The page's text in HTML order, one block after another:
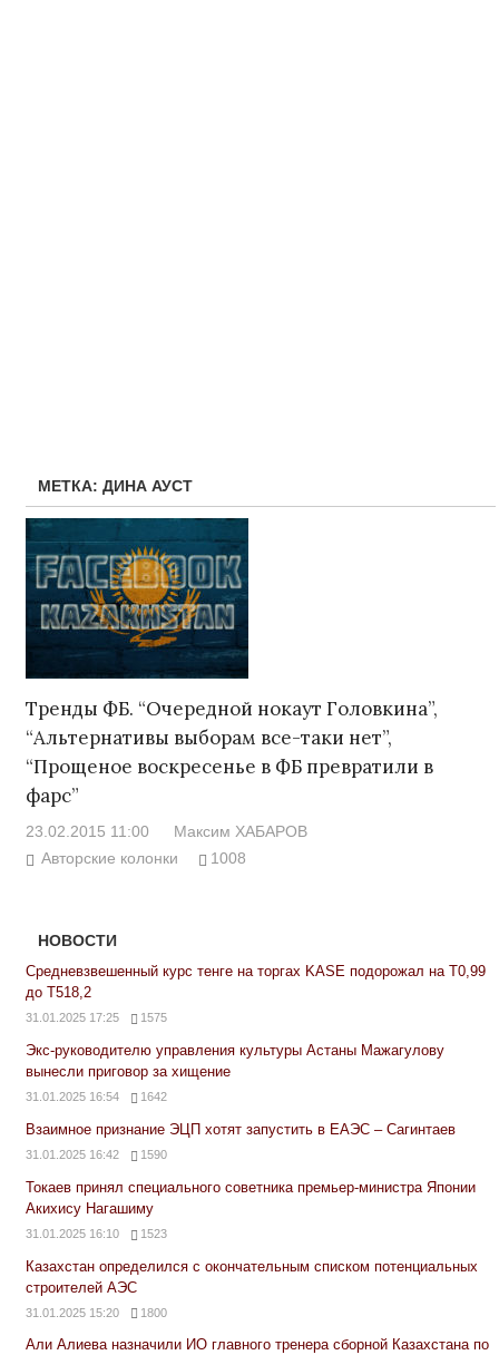
МЕТКА: ДИНА АУСТ
Тренды ФБ. “Очередной нокаут Головкина”,
“Альтернативы выборам все-таки нет”,
“Прощеное воскресенье в ФБ превратили в
фарс”
23.02.2015 11:00
Максим ХАБАРОВ
Авторские колонки
1008
НОВОСТИ
Средневзвешенный курс тенге на торгах KASE подорожал на Т0,99
до Т518,2
31.01.2025 17:25 1575
Экс-руководителю управления культуры Астаны Мажагулову
вынесли приговор за хищение
31.01.2025 16:54 1642
Взаимное признание ЭЦП хотят запустить в ЕАЭС – Сагинтаев
31.01.2025 16:42 1590
Токаев принял специального советника премьер-министра Японии
Акихису Нагашиму
31.01.2025 16:10 1523
Казахстан определился с окончательным списком потенциальных
строителей АЭС
31.01.2025 15:20 1800
Али Алиева назначили ИО главного тренера сборной Казахстана по